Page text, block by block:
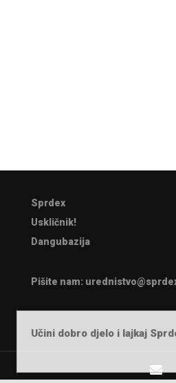
Sprdex
Uskličnik!
Dangubazija
Pišite nam:
Učini dobro djelo i lajkaj